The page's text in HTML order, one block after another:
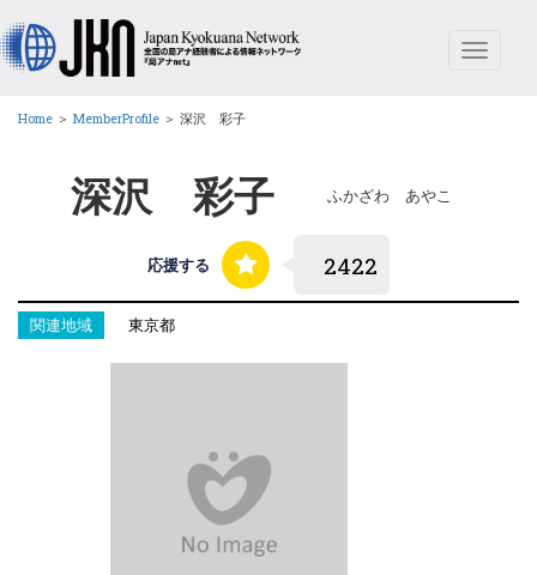
Toggle
Home ＞ MemberProfile ＞ 深沢 彩子
深沢 彩子 ふかざわ あやこ
応援する
関連地域 東京都